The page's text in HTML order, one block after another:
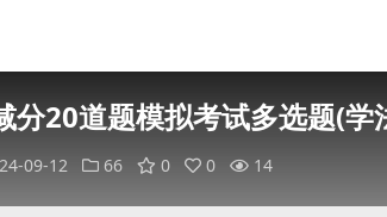
分20道题模拟考试多选题(
09-12 66 0 0 14